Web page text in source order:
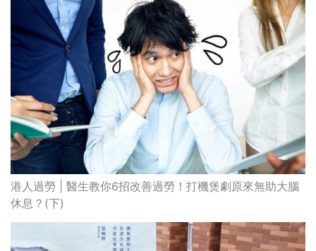
港人過勞 | 醫生教你6招改善過勞！打機煲劇原來無助大腦
休息？(下)